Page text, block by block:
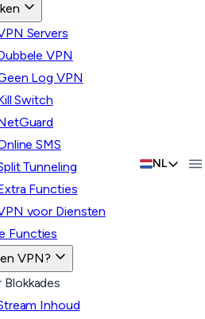
Servers
VPN
Log VPN
Switch
SMS
Tunneling
Functies
voor Diensten
Functies
VPN?
Inhoud
NL